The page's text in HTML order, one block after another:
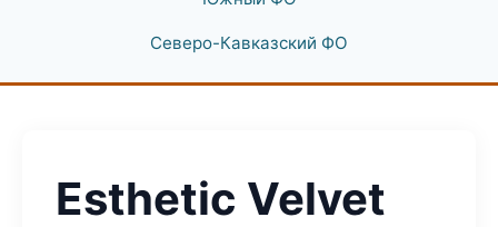
Северо-Кавказский ФО
Esthetic Velvet